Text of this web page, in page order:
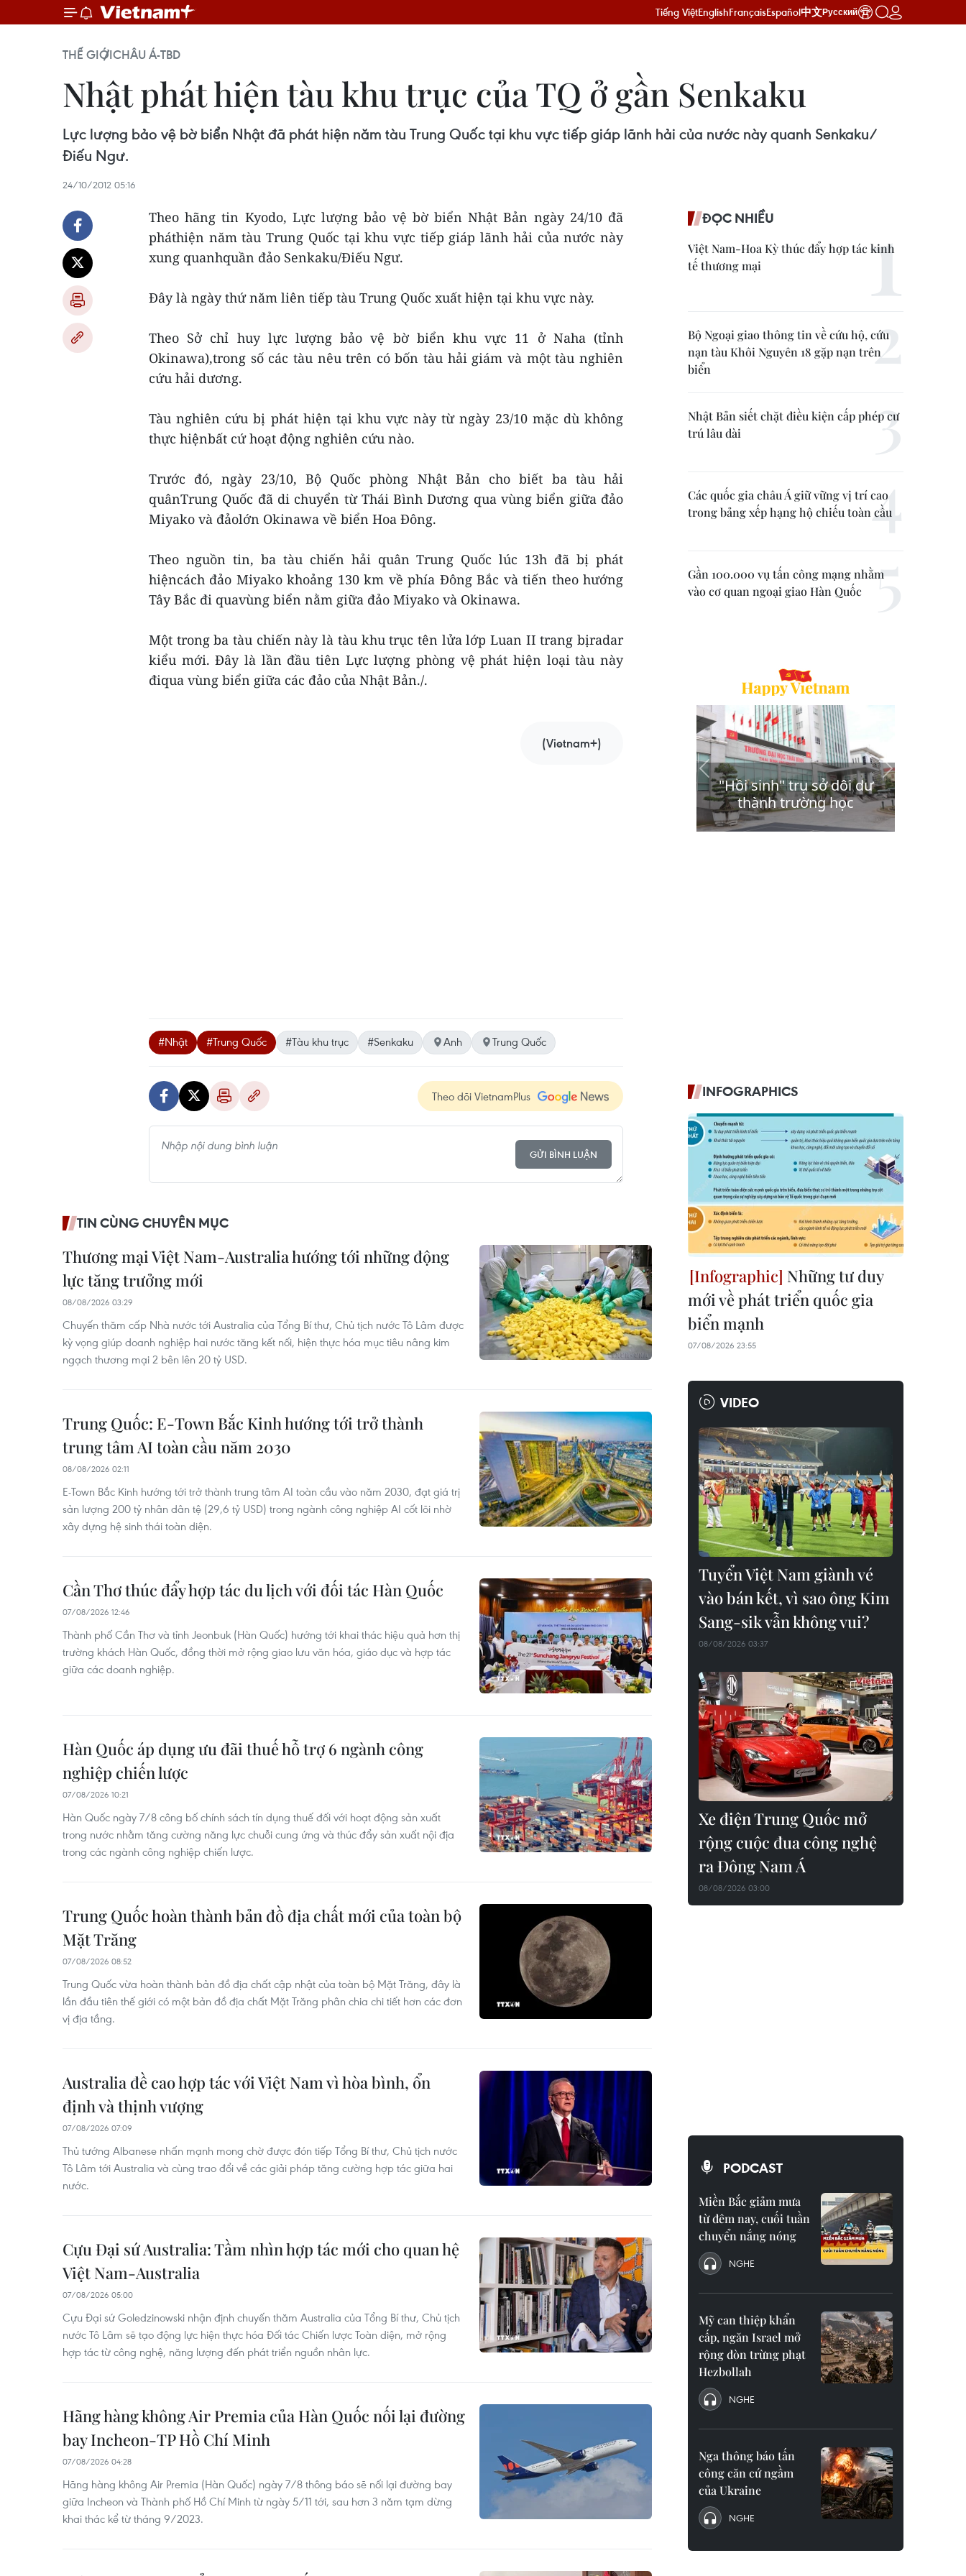
Tiếng ViệtEnglishFrançaisEspañol中文Русский
THẾ GIỚICHÂU Á-TBD
Nhật phát hiện tàu khu trục của TQ ở gần Senkaku
Lực lượng bảo vệ bờ biển Nhật đã phát hiện năm tàu Trung Quốc tại khu vực tiếp giáp lãnh hải của nước này quanh Senkaku/
Điếu Ngư.
24/10/2012 05:16
Theo hãng tin Kyodo, Lực lượng bảo vệ bờ biển Nhật Bản ngày 24/10 đã
pháthiện năm tàu Trung Quốc tại khu vực tiếp giáp lãnh hải của nước này
xung quanhquần đảo Senkaku/Điếu Ngư.
Đây là ngày thứ năm liên tiếp tàu Trung Quốc xuất hiện tại khu vực này.
Theo Sở chỉ huy lực lượng bảo vệ bờ biển khu vực 11 ở Naha (tỉnh
Okinawa),trong số các tàu nêu trên có bốn tàu hải giám và một tàu nghiên
cứu hải dương.
Tàu nghiên cứu bị phát hiện tại khu vực này từ ngày 23/10 mặc dù không
thực hiệnbất cứ hoạt động nghiên cứu nào.
Trước đó, ngày 23/10, Bộ Quốc phòng Nhật Bản cho biết ba tàu hải
quânTrung Quốc đã di chuyển từ Thái Bình Dương qua vùng biển giữa đảo
Miyako và đảolớn Okinawa về biển Hoa Đông.
Theo nguồn tin, ba tàu chiến hải quân Trung Quốc lúc 13h đã bị phát
hiệncách đảo Miyako khoảng 130 km về phía Đông Bắc và tiến theo hướng
Tây Bắc đi quavùng biển nằm giữa đảo Miyako và Okinawa.
Một trong ba tàu chiến này là tàu khu trục tên lửa lớp Luan II trang bịradar
kiểu mới. Đây là lần đầu tiên Lực lượng phòng vệ phát hiện loại tàu này
điqua vùng biển giữa các đảo của Nhật Bản./.
(Vietnam+)
#Nhật #Trung Quốc #Tàu khu trục #Senkaku Anh Trung Quốc
Theo dõi VietnamPlus
GỬI BÌNH LUẬN
TIN CÙNG CHUYÊN MỤC
Thương mại Việt Nam-Australia hướng tới những động
lực tăng trưởng mới
08/08/2026 03:29
Chuyến thăm cấp Nhà nước tới Australia của Tổng Bí thư, Chủ tịch nước Tô Lâm được
kỳ vọng giúp doanh nghiệp hai nước tăng kết nối, hiện thực hóa mục tiêu nâng kim
ngạch thương mại 2 bên lên 20 tỷ USD.
Trung Quốc: E-Town Bắc Kinh hướng tới trở thành
trung tâm AI toàn cầu năm 2030
08/08/2026 02:11
E-Town Bắc Kinh hướng tới trở thành trung tâm AI toàn cầu vào năm 2030, đạt giá trị
sản lượng 200 tỷ nhân dân tệ (29,6 tỷ USD) trong ngành công nghiệp AI cốt lõi nhờ
xây dựng hệ sinh thái toàn diện.
Cần Thơ thúc đẩy hợp tác du lịch với đối tác Hàn Quốc
07/08/2026 12:46
Thành phố Cần Thơ và tỉnh Jeonbuk (Hàn Quốc) hướng tới khai thác hiệu quả hơn thị
trường khách Hàn Quốc, đồng thời mở rộng giao lưu văn hóa, giáo dục và hợp tác
giữa các doanh nghiệp.
Hàn Quốc áp dụng ưu đãi thuế hỗ trợ 6 ngành công
nghiệp chiến lược
07/08/2026 10:21
Hàn Quốc ngày 7/8 công bố chính sách tín dụng thuế đối với hoạt động sản xuất
trong nước nhằm tăng cường năng lực chuỗi cung ứng và thúc đẩy sản xuất nội địa
trong các ngành công nghiệp chiến lược.
Trung Quốc hoàn thành bản đồ địa chất mới của toàn bộ
Mặt Trăng
07/08/2026 08:52
Trung Quốc vừa hoàn thành bản đồ địa chất cập nhật của toàn bộ Mặt Trăng, đây là
lần đầu tiên thế giới có một bản đồ địa chất Mặt Trăng phân chia chi tiết hơn các đơn
vị địa tầng.
Australia đề cao hợp tác với Việt Nam vì hòa bình, ổn
định và thịnh vượng
07/08/2026 07:09
Thủ tướng Albanese nhấn mạnh mong chờ được đón tiếp Tổng Bí thư, Chủ tịch nước
Tô Lâm tới Australia và cùng trao đổi về các giải pháp tăng cường hợp tác giữa hai
nước.
Cựu Đại sứ Australia: Tầm nhìn hợp tác mới cho quan hệ
Việt Nam-Australia
07/08/2026 05:00
Cựu Đại sứ Goledzinowski nhận định chuyến thăm Australia của Tổng Bí thư, Chủ tịch
nước Tô Lâm sẽ tạo động lực hiện thực hóa Đối tác Chiến lược Toàn diện, mở rộng
hợp tác từ công nghệ, năng lượng đến phát triển nguồn nhân lực.
Hãng hàng không Air Premia của Hàn Quốc nối lại đường
bay Incheon-TP Hồ Chí Minh
07/08/2026 04:28
Hãng hàng không Air Premia (Hàn Quốc) ngày 7/8 thông báo sẽ nối lại đường bay
giữa Incheon và Thành phố Hồ Chí Minh từ ngày 5/11 tới, sau hơn 3 năm tạm dừng
khai thác kể từ tháng 9/2023.
ĐỌC NHIỀU
Việt Nam-Hoa Kỳ thúc đẩy hợp tác kinh
tế thương mại
Bộ Ngoại giao thông tin về cứu hộ, cứu
nạn tàu Khôi Nguyên 18 gặp nạn trên
biển
Nhật Bản siết chặt điều kiện cấp phép cư
trú lâu dài
Các quốc gia châu Á giữ vững vị trí cao
trong bảng xếp hạng hộ chiếu toàn cầu
Gần 100.000 vụ tấn công mạng nhằm
vào cơ quan ngoại giao Hàn Quốc
INFOGRAPHICS
Những tư duy
mới về phát triển quốc gia
biển mạnh
07/08/2026 23:55
VIDEO
Tuyển Việt Nam giành vé
vào bán kết, vì sao ông Kim
Sang-sik vẫn không vui?
08/08/2026 03:37
Xe điện Trung Quốc mở
rộng cuộc đua công nghệ
ra Đông Nam Á
08/08/2026 03:00
PODCAST
Miền Bắc giảm mưa
từ đêm nay, cuối tuần
chuyển nắng nóng
NGHE
Mỹ can thiệp khẩn
cấp, ngăn Israel mở
rộng đòn trừng phạt
Hezbollah
NGHE
Nga thông báo tấn
công căn cứ ngầm
của Ukraine
NGHE